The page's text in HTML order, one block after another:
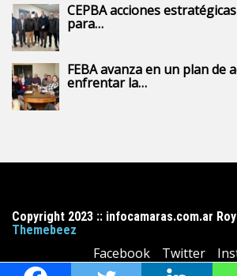
CEPBA acciones
para…
FEBA avanza en un plan de
enfrentar la…
Copyright 2023 :: infocamaras.com.ar
Themebeez
Facebook Twitter